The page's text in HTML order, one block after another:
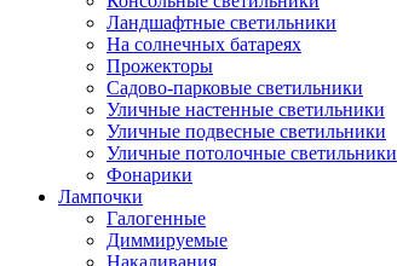
Ландшафтные светильники
На солнечных батареях
Прожекторы
Садово-парковые светильники
Уличные настенные светильники
Уличные подвесные светильники
Уличные потолочные светильники
Фонарики
Лампочки
Галогенные
Диммируемые
Накаливания